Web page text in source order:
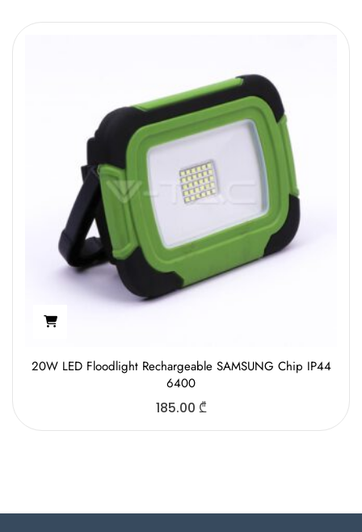
20W LED Floodlight Rechargeable SAMSUNG Chip IP44
6400
185.00 ₾